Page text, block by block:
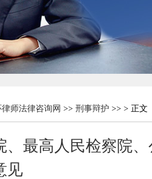
师法律咨询网 >> 刑事辩护 >> > 正文
、最高人民检察院
见